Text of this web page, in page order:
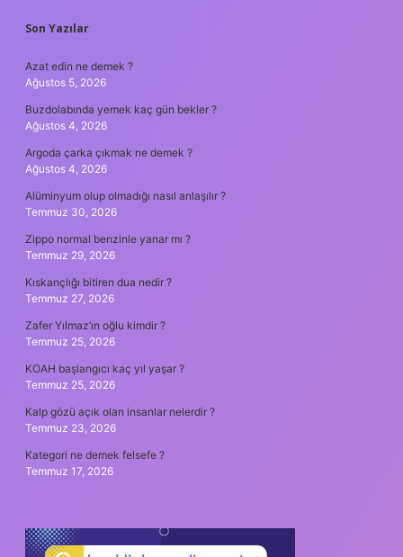
SIDEBAR
Son Yazılar
Azat edin ne demek ?
Ağustos 5, 2026
Buzdolabında yemek kaç gün bekler ?
Ağustos 4, 2026
Argoda çarka çıkmak ne demek ?
Ağustos 4, 2026
Alüminyum olup olmadığı nasıl anlaşılır ?
Temmuz 30, 2026
Zippo normal benzinle yanar mı ?
Temmuz 29, 2026
Kıskançlığı bitiren dua nedir ?
Temmuz 27, 2026
Zafer Yılmaz’ın oğlu kimdir ?
Temmuz 25, 2026
KOAH başlangıcı kaç yıl yaşar ?
Temmuz 25, 2026
Kalp gözü açık olan insanlar nelerdir ?
Temmuz 23, 2026
Kategori ne demek felsefe ?
Temmuz 17, 2026